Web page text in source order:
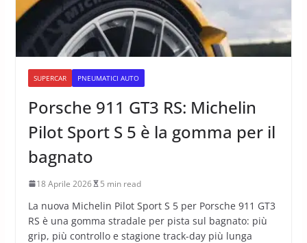
SUPERCAR PNEUMATICI AUTO
Porsche 911 GT3 RS: Michelin
Pilot Sport S 5 è la gomma per il
bagnato
18 Aprile 2026 5 min read
La nuova Michelin Pilot Sport S 5 per Porsche 911 GT3
RS è una gomma stradale per pista sul bagnato: più
grip, più controllo e stagione track-day più lunga